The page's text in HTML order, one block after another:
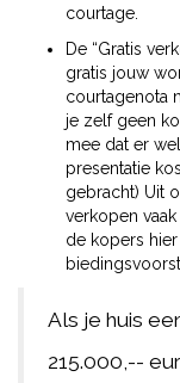
courtage.
De “Gratis
gratis jouw
courtagenota
je zelf geen
mee dat er
presentatie
gebracht) Uit
verkopen vaak
de kopers
Als je huis
215.000,--